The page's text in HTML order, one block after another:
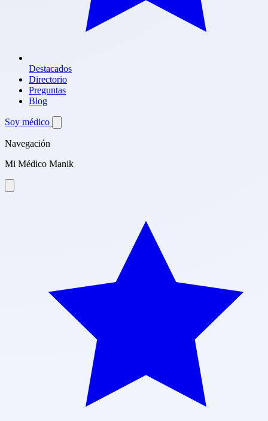
Destacados
Directorio
Preguntas
Blog
Soy médico
Navegación
Mi Médico Manik